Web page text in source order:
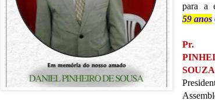
para a
59 anos
Pr.
SOUZA